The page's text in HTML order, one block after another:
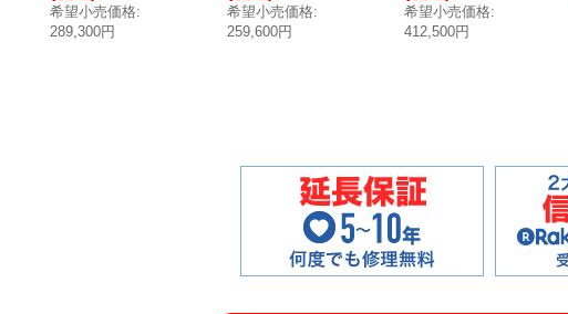
式 蛇口向き正面
※受注生産品 [■
希望小売価格:
289,300円
式 蛇口向き正面
※受注生産品 [■
希望小売価格:
259,600円
式 蛇口向き正面
※受注生産品 [■
希望小売価格:
412,500円